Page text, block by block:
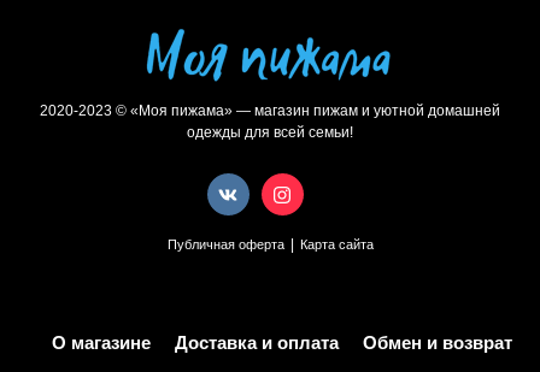
2020-2023 © «Моя пижама» — магазин пижам и уютной домашней
одежды для всей семьи!
Публичная оферта | Карта сайта
О магазине Доставка и оплата Обмен и возврат